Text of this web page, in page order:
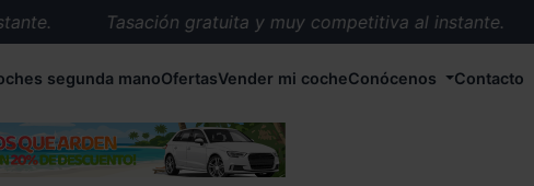
Tasación gratuita y muy competitiva al instante.
Más de 5.000 conductores satisfechos.
Buscamos el coche que tu quieras.
segunda manoOfertasVender mi cocheConócenos Contacto